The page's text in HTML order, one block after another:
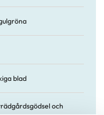
blad
och